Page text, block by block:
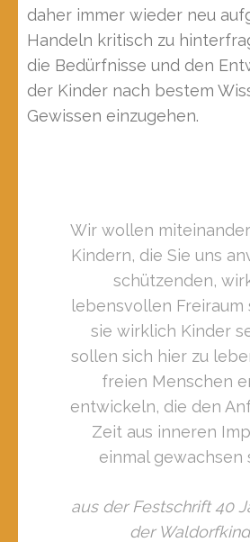
daher immer wieder neu
Handeln kritisch zu
die Bedürfnisse und den
der Kinder nach bestem
Gewissen einzugehen.
Wir wollen
Kindern, die Sie uns
schützenden,
lebensvollen Freiraum
sie wirklich Kinder
sollen sich hier zu
freien Menschen
entwickeln, die den
Zeit aus inneren
einmal gewachsen
aus der Festschrift 40
der